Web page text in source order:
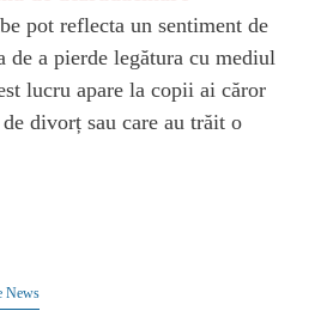
pot reflecta un sentiment de
de a pierde legătura cu mediul
lucru apare la copii ai căror
divorț sau care au trăit o
News